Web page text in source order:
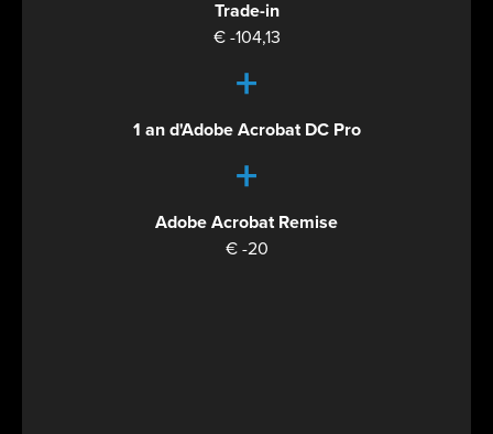
Trade-in
€ -104,13
+
1 an d'Adobe Acrobat DC Pro
+
Adobe Acrobat Remise
€ -20